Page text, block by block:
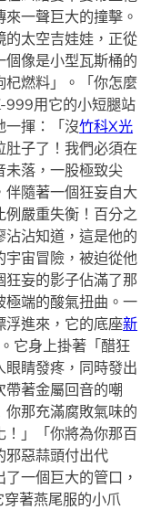
一聲巨大的撞擊。
的太空吉娃娃，正從
像是小型瓦斯桶的
杞燃料」。「你怎麼
用它的小短腿站
一揮：「沒竹科X光
肚子了！我們必須在
未落，一股極致尖
伴隨著一個狂妄自大
嚴重失衡！百分之
沾沾知道，這是他的
宇宙冒險，被迫從他
狂妄的影子佔滿了那
極端的酸氣扭曲。一
浮進來，它的底座新
它身上掛著「醋狂
睛發疼，同時發出
帶著金屬回音的嘲
那充滿腐敗氣味的
！」「你將為你那百
邪惡蒜頭付出代
一個巨大的管口，
著燕尾服的小爪